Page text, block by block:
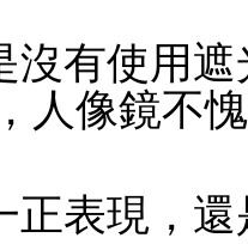
沒有使用
人像鏡不
正表現，